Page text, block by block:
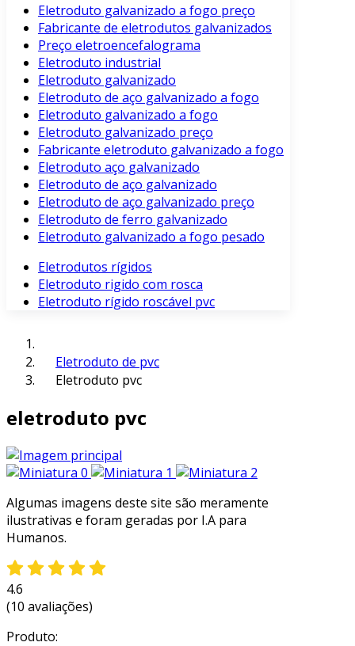
Eletroduto galvanizado a fogo preço
Fabricante de eletrodutos galvanizados
Preço eletroencefalograma
Eletroduto industrial
Eletroduto galvanizado
Eletroduto de aço galvanizado a fogo
Eletroduto galvanizado a fogo
Eletroduto galvanizado preço
Fabricante eletroduto galvanizado a fogo
Eletroduto aço galvanizado
Eletroduto de aço galvanizado
Eletroduto de aço galvanizado preço
Eletroduto de ferro galvanizado
Eletroduto galvanizado a fogo pesado
Eletrodutos rígidos
Eletroduto rigido com rosca
Eletroduto rígido roscável pvc
Eletroduto de pvc
Eletroduto pvc
eletroduto pvc
Algumas imagens deste site são meramente
ilustrativas e foram geradas por I.A para
Humanos.
4.6
(10 avaliações)
Produto: